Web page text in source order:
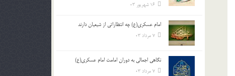
16 شهریور 03
امام عسکری(ع) چه انتظاراتی از شیعیان دارند
7 مرداد 03
نگاهی اجمالی به دوران امامت امام عسکری(ع)
7 مرداد 03